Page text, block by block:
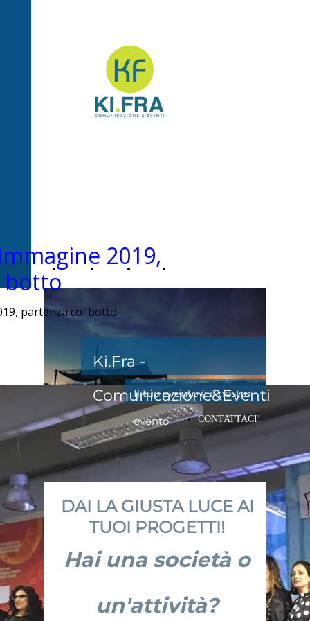
Home News
2019,
botto
partenza col botto
Ki.Fra -
Comunicazione&Eventi
Il tuo evento è il nostro
evento CONTATTACI!
DAI LA GIUSTA LUCE AI
TUOI PROGETTI!
Hai una società o
un'attività?